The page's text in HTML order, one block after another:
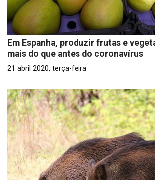
Em Espanha, produzir frutas e
mais do que antes do coronavírus
21 abril 2020, terça-feira